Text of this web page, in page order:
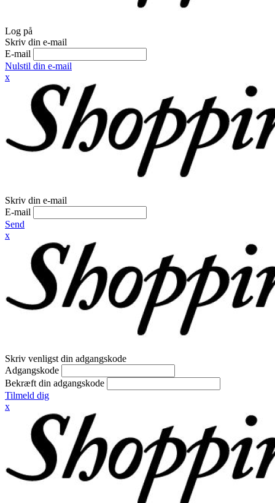
Log på
Skriv din e-mail
E-mail
Nulstil din e-mail
x
Skriv din e-mail
E-mail
Send
x
Skriv venligst din adgangskode
Adgangskode
Bekræft din adgangskode
Tilmeld dig
x